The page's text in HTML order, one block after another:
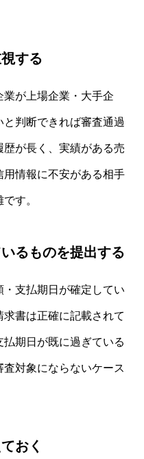
する
が上場企業・大手企
判断できれば審査通過
が長く、実績がある売
情報に不安がある相手
す。
るものを提出する
支払期日が確定してい
書は正確に記載されて
期日が既に過ぎている
対象にならないケース
おく